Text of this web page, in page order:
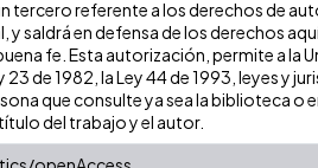
tercero referente a los derechos de
saldrá en defensa de los derechos
fe. Esta autorización, permite a la
23 de 1982, la Ley 44 de 1993, leyes y
que consulte ya sea la biblioteca
del trabajo y el autor.